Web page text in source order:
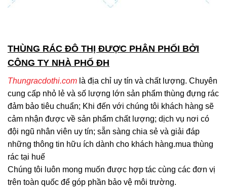
THÙNG RÁC ĐÔ THỊ ĐƯỢC PHÂN PHỐI BỞI
CÔNG TY NHÀ PHỐ ĐH
Thungracdothi.com là địa chỉ uy tín và chất lượng. Chuyên
cung cấp nhỏ lẻ và số lượng lớn sản phẩm thùng đựng rác
đảm bảo tiêu chuẩn; Khi đến với chúng tôi khách hàng sẽ
cảm nhận được về sản phẩm chất lượng; dịch vụ nơi có
đội ngũ nhân viên uy tín; sẵn sàng chia sẻ và giải đáp
những thông tin hữu ích dành cho khách hàng.mua thùng
rác tại huế
Chúng tôi luôn mong muốn được hợp tác cùng các đơn vị
trên toàn quốc để góp phần bảo vệ môi trường.